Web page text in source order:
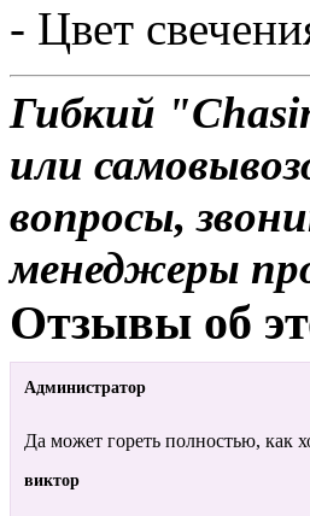
- Цвет
Гибкий
или
вопросы,
менеджеры
Отзывы об
Администратор
Да может гореть полностью, как
виктор